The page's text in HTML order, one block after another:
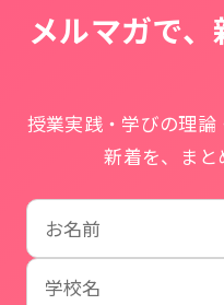
メルマガで
授業実践・学びの理
新着を、まと
お名前
学校名
メールアドレス